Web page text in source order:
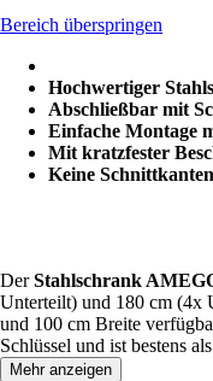
Bereich überspringen
Hochwertiger
Abschließbar mit
Einfache Montage
Mit kratzfester
Keine
DerStahlschrank
Unterteilt) und 180 cm (4x
und 100 cm Breite
Schlüssel und ist bestens
geeignet.
Mehr anzeigen